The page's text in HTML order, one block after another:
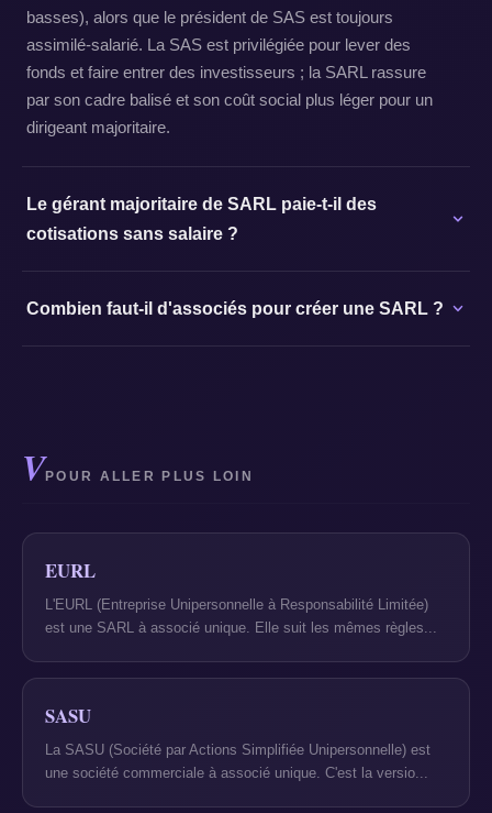
basses), alors que le président de SAS est toujours
assimilé-salarié. La SAS est privilégiée pour lever des
fonds et faire entrer des investisseurs ; la SARL rassure
par son cadre balisé et son coût social plus léger pour un
dirigeant majoritaire.
Le gérant majoritaire de SARL paie-t-il des
cotisations sans salaire ?
Combien faut-il d'associés pour créer une SARL ?
VPOUR ALLER PLUS LOIN
EURL
L'EURL (Entreprise Unipersonnelle à Responsabilité Limitée)
est une SARL à associé unique. Elle suit les mêmes règles...
SASU
La SASU (Société par Actions Simplifiée Unipersonnelle) est
une société commerciale à associé unique. C'est la versio...